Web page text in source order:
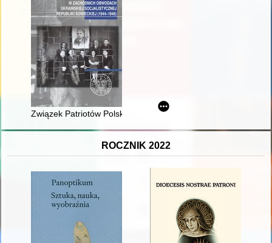
Związek Patriotów Polskich w zachodnich obwodach
ROCZNIK 2022